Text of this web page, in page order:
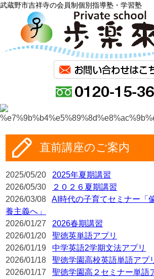
武蔵野市吉祥寺の会員制個別指導塾・学習塾
直前講座のご案内
2025/05/20 2025年夏期講習
2026/05/30
２０２６夏期講習
2026/03/08AI時代の子育てセミナー「
養主義へ」
2026/01/27 2026春期講習
2026/01/20聖徳英単語アプリ
2026/01/19中学英語2学期文法アプリ
2026/01/18聖徳学園高校英語単語アプ
2026/01/17聖徳学園高２セミナー単語